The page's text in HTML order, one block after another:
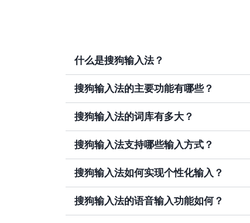
什么是搜狗输入法？
搜狗输入法的主要功能有哪些？
搜狗输入法的词库有多大？
搜狗输入法支持哪些输入方式？
搜狗输入法如何实现个性化输入？
搜狗输入法的语音输入功能如何？